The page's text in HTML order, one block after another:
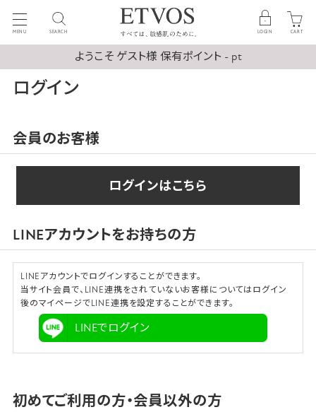
MENU SEARCH LOGIN CART
ようこそ ゲスト様 保有ポイント - pt
ログイン
会員のお客様
ログインはこちら
LINEアカウントをお持ちの方
LINEアカウントでログインすることができます。
当サイト会員で、LINE連携をされていないお客様についてはログイン
後のマイページでLINE連携を設定することができます。
LINEでログイン
初めてご利用の方・会員以外の方